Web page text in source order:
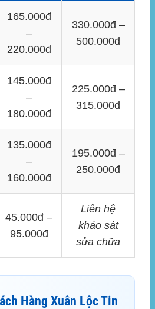
165.000đ
–
220.000đ
330.000đ –
500.000đ
145.000đ
–
180.000đ
225.000đ –
315.000đ
135.000đ
–
160.000đ
195.000đ –
250.000đ
45.000đ –
95.000đ
Liên hệ
khảo sát
sửa chữa
Hàng Xuân Lộc Tin